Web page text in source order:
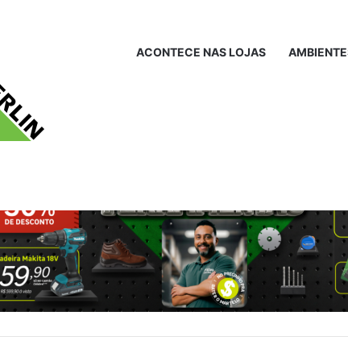
ACONTECE NAS LOJAS